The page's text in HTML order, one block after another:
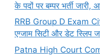
के पदों पर बम्पर भर्ती
RRB Group D Exam
एग्जाम सिटी और डेट स्लिप
Patna High Court